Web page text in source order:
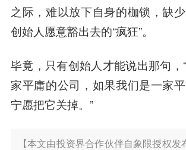
之际，难以放下自身的枷锁，缺
创始人愿意豁出去的“疯狂”。
毕竟，只有创始人才能说出那句，
家平庸的公司，如果我们是一家
宁愿把它关掉。”
【本文由投资界合作伙伴自象限授权